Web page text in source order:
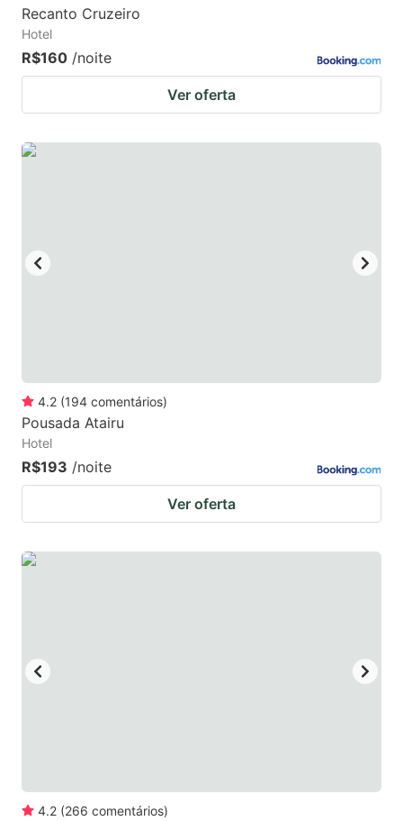
Recanto Cruzeiro
Hotel
R$160 /noite
Ver oferta
4.2 (194 comentários)
Pousada Atairu
Hotel
R$193 /noite
Ver oferta
4.2 (266 comentários)